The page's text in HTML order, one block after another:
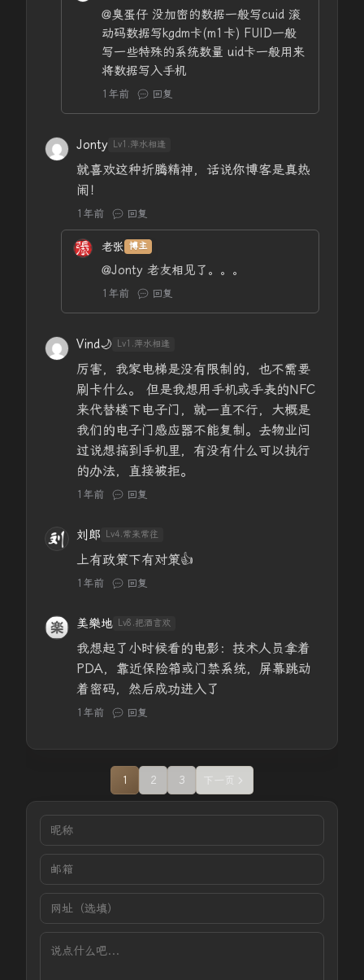
@臭蛋仔 没加密的数据一般写cuid 滚
动码数据写kgdm卡(m1卡) FUID一般
写一些特殊的系统数量 uid卡一般用来
将数据写入手机
1年前 回复
Jonty Lv1.萍水相逢
就喜欢这种折腾精神，话说你博客是真热
闹！
1年前 回复
老张 博主
@Jonty 老友相见了。。。
1年前 回复
Vind🌙 Lv1.萍水相逢
厉害，我家电梯是没有限制的，也不需要
刷卡什么。 但是我想用手机或手表的NFC
来代替楼下电子门，就一直不行，大概是
我们的电子门感应器不能复制。去物业问
过说想搞到手机里，有没有什么可以执行
的办法，直接被拒。
1年前 回复
刘郎 Lv4.常来常往
上有政策下有对策👍
1年前 回复
美樂地 Lv8.把酒言欢
我想起了小时候看的电影：技术人员拿着
PDA，靠近保险箱或门禁系统，屏幕跳动
着密码，然后成功进入了
1年前 回复
1 2 3 下一页